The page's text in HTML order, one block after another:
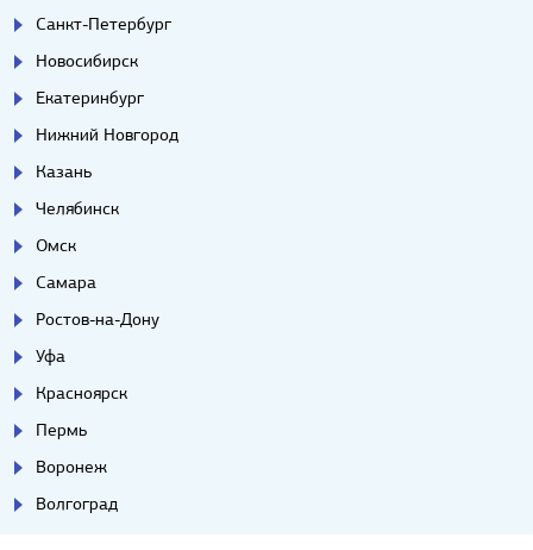
Санкт-Петербург
Новосибирск
Екатеринбург
Нижний Новгород
Казань
Челябинск
Омск
Самара
Ростов-на-Дону
Уфа
Красноярск
Пермь
Воронеж
Волгоград